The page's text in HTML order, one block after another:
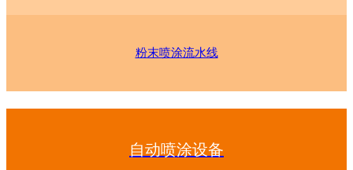
粉末喷涂流水线
自动喷涂设备